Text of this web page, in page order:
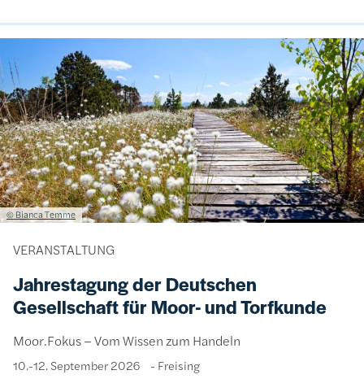
Lizenzinformationen einschließlich Urheberrecht
© Bianca Temme
VERANSTALTUNG
Jahrestagung der Deutschen
Gesellschaft für Moor- und Torfkunde
Moor.Fokus – Vom Wissen zum Handeln
10.-12. September 2026 Freising